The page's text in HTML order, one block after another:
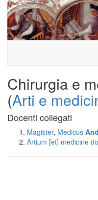
Chirurgia e
(Arti e
Docenti collegati
Magister, Medicus
Artium [et] medicine